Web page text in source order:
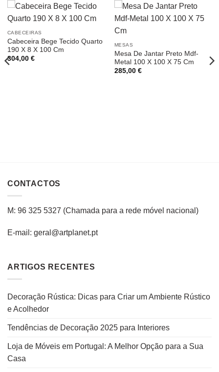
CABECEIRAS
Cabeceira Bege Tecido Quarto
190 X 8 X 100 Cm
304,00 €
MESAS
Mesa De Jantar Preto Mdf-
Metal 100 X 100 X 75 Cm
285,00 €
CONTACTOS
M: 96 325 5327 (Chamada para a rede móvel nacional )
E-mail: geral@artplanet.pt
ARTIGOS RECENTES
Decoração Rústica: Dicas para Criar um Ambiente Rústico
e Acolhedor
Tendências de Decoração 2025 para Interiores
Loja de Móveis em Portugal: A Melhor Opção para a Sua
Casa